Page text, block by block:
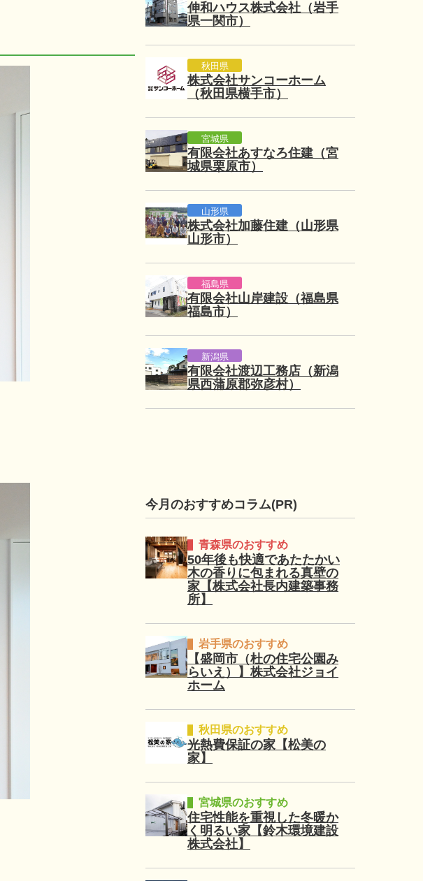
伸和ハウス株式会社（岩手
県一関市）
秋田県
株式会社サンコーホーム
（秋田県横手市）
宮城県
有限会社あすなろ住建（宮
城県栗原市）
山形県
株式会社加藤住建（山形県
山形市）
福島県
有限会社山岸建設（福島県
福島市）
新潟県
有限会社渡辺工務店（新潟
県西蒲原郡弥彦村）
今月のおすすめコラム(PR)
青森県のおすすめ
50年後も快適であたたかい
木の香りに包まれる真壁の
家【株式会社長内建築事務
所】
岩手県のおすすめ
【盛岡市（杜の住宅公園み
らいえ）】株式会社ジョイ
ホーム
秋田県のおすすめ
光熱費保証の家【松美の
家】
宮城県のおすすめ
住宅性能を重視した冬暖か
く明るい家【鈴木環境建設
株式会社】